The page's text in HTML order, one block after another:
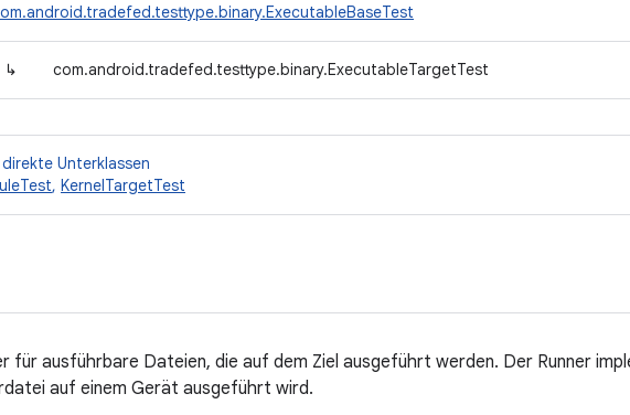
↳ com.android.tradefed.testtype.binary.ExecutableTargetTest
Unterklassen
, KernelTargetTest
für ausführbare Dateien, die auf dem Ziel ausgeführt werden. Der Runner
auf einem Gerät ausgeführt wird.